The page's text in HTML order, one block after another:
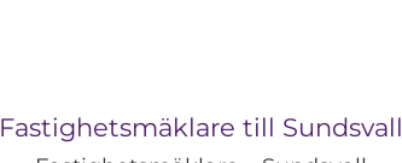
Fastighetsmäklare till Sundsvall